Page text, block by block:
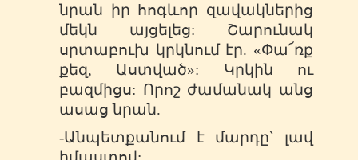
նրան իր հոգևոր զավակներից
մեկն այցելեց: Շարունակ
սրտաբուխ կրկնում էր. «Փա՜ռք
քեզ, Աստված»: Կրկին ու
բազմիցս: Որոշ ժամանակ անց
ասաց նրան.
-Անպետքանում է մարդը՝ լավ